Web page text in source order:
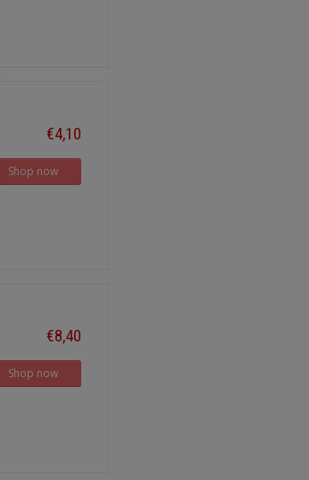
€4,10
Shop now
€8,40
Shop now